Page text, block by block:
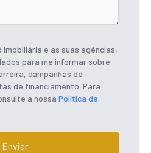
e as suas agências,
para me informar sobre
campanhas de
de financiamento. Para
a nossa Política de
Enviar